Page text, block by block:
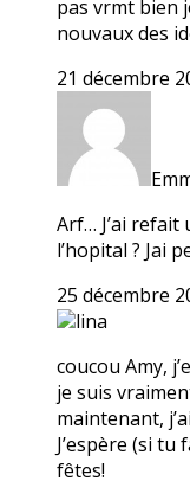
pas vrmt bien
nouvaux des
21 décembre
Arf… J’ai
l’hopital ? Jai
25 décembre
lina
coucou Amy,
je suis
maintenant,
J’espère (si
fêtes!